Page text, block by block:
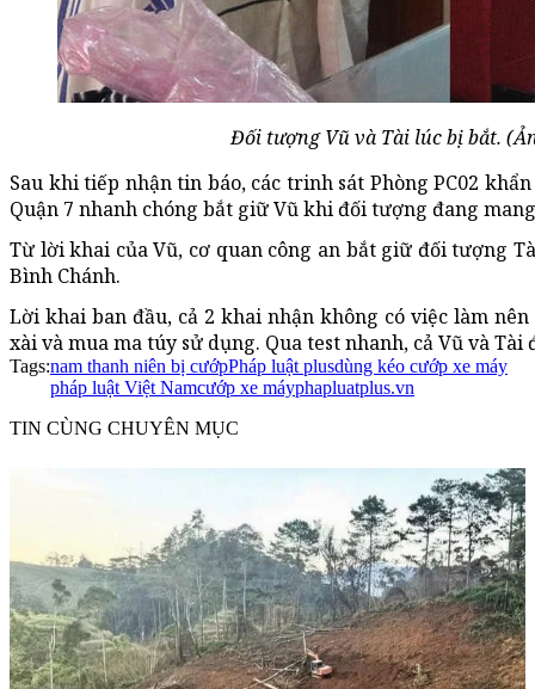
Đối tượng Vũ và Tài lúc bị bắt.
Sau khi tiếp nhận tin báo, các trinh sát Phòng PC02
Quận 7 nhanh chóng bắt giữ Vũ khi đối tượng đang
Từ lời khai của Vũ, cơ quan công an bắt giữ đối tượng
Bình Chánh.
Lời khai ban đầu, cả 2 khai nhận không có việc làm
xài và mua ma túy sử dụng. Qua test nhanh, cả Vũ và
Tags:nam thanh niên bị cướpPháp luật plusdùng kéo cướp xe máy
pháp luật Việt Namcướp xe máyphapluatplus.vn
TIN CÙNG CHUYÊN MỤC